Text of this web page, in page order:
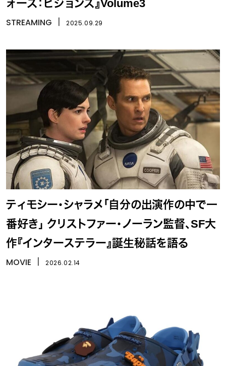
ォーズ：ビジョンズ』Volume3
STREAMING 2025.09.29
ティモシー・シャラメ「自分の出演作の中で一
番好き」 クリストファー・ノーラン監督、SF大
作『インターステラー』誕生秘話を語る
MOVIE 2026.02.14